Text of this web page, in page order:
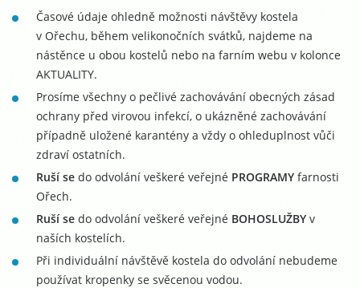
Časové údaje ohledně možnosti návštěvy kostela
v Ořechu, během velikonočních svátků, najdeme na
nástěnce u obou kostelů nebo na farním webu v kolonce
AKTUALITY.
Prosíme všechny o pečlivé zachovávání obecných zásad
ochrany před virovou infekcí, o ukázněné zachovávání
případně uložené karantény a vždy o ohleduplnost vůči
zdraví ostatních.
Ruší se do odvolání veškeré veřejné PROGRAMY farnosti
Ořech.
Ruší se do odvolání veškeré veřejné BOHOSLUŽBY v
naších kostelích.
Při individuální návštěvě kostela do odvolání nebudeme
používat kropenky se svěcenou vodou.